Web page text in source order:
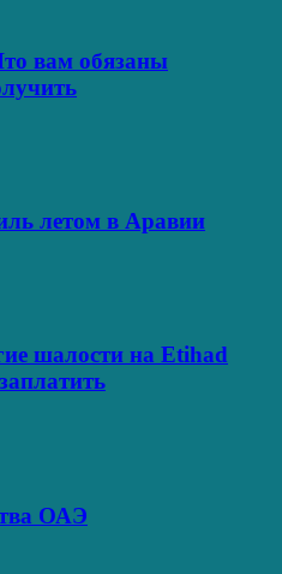
вам обязаны
летом в Аравии
шалости на Etihad
ОАЭ